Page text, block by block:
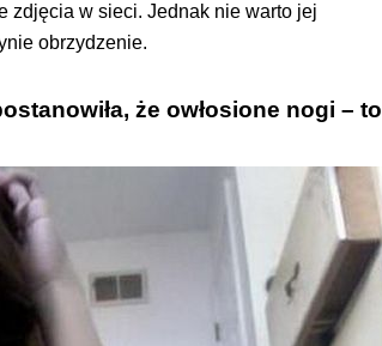
zdjęcia w sieci. Jednak nie warto jej
obrzydzenie.
że owłosione nogi – to